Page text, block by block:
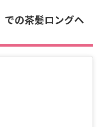
の茶髪ロングヘ